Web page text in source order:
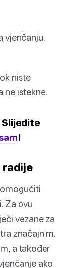
vjenčanju.
niste
ne istekne.
Slijedite
!
radije
Za ovu
vezane za
značajnim.
a također
ako